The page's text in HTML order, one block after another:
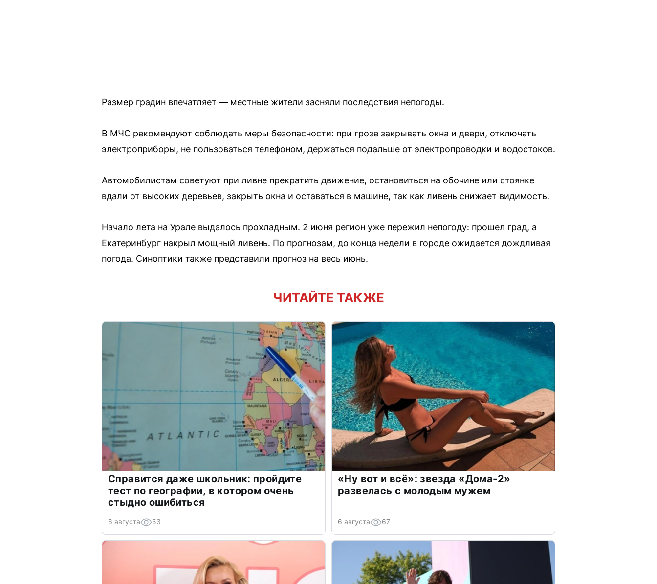
Размер градин впечатляет — местные жители засняли последствия непогоды.
В МЧС рекомендуют соблюдать меры безопасности: при грозе закрывать окна и двери, отключать
электроприборы, не пользоваться телефоном, держаться подальше от электропроводки и водостоков.
Автомобилистам советуют при ливне прекратить движение, остановиться на обочине или стоянке
вдали от высоких деревьев, закрыть окна и оставаться в машине, так как ливень снижает видимость.
Начало лета на Урале выдалось прохладным. 2 июня регион уже пережил непогоду: прошел град, а
Екатеринбург накрыл мощный ливень. По прогнозам, до конца недели в городе ожидается дождливая
погода. Синоптики также представили прогноз на весь июнь.
ЧИТАЙТЕ ТАКЖЕ
Справится даже школьник: пройдите
тест по географии, в котором очень
стыдно ошибиться
6 августа 53
«Ну вот и всё»: звезда «Дома-2»
развелась с молодым мужем
6 августа 67